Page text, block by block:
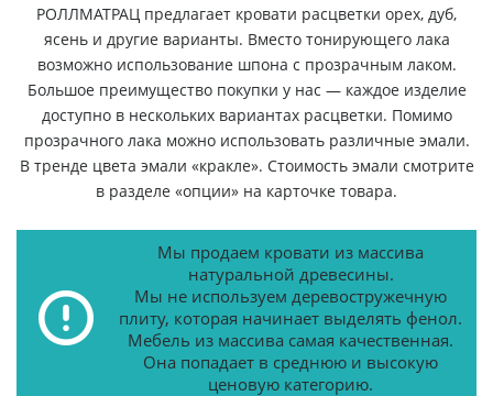
РОЛЛМАТРАЦ предлагает кровати расцветки орех, дуб,
ясень и другие варианты. Вместо тонирующего лака
возможно использование шпона с прозрачным лаком.
Большое преимущество покупки у нас — каждое изделие
доступно в нескольких вариантах расцветки. Помимо
прозрачного лака можно использовать различные эмали.
В тренде цвета эмали «кракле». Стоимость эмали смотрите
в разделе «опции» на карточке товара.
Мы продаем кровати из массива
натуральной древесины.
Мы не используем деревостружечную
плиту, которая начинает выделять фенол.
Мебель из массива самая качественная.
Она попадает в среднюю и высокую
ценовую категорию.